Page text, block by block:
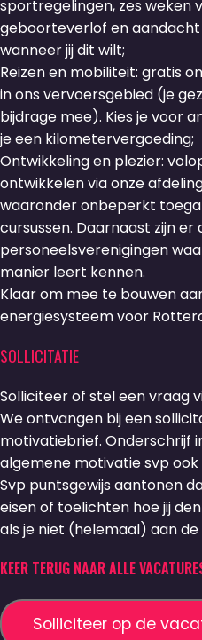
sportregelingen, zes weken
geboorteverlof en aandacht
wanneer jij dit wilt;
Reizen en mobiliteit: gratis
in ons vervoersgebied (je
bijdrage mee). Kies je voor
je een kilometervergoeding;
Ontwikkeling en plezier:
ontwikkelen via onze
waaronder onbeperkt
cursussen. Daarnaast zijn er
personeelsverenigingen
manier leert kennen.
Klaar om mee te bouwen
energiesysteem voor
SOLLICITATIE
Solliciteer of stel een vraag
We ontvangen bij een
motivatiebrief. Onderschrijf
algemene motivatie svp
Svp puntsgewijs aantonen
eisen of toelichten hoe jij
als je niet (helemaal) aan de
KEER TERUG NAAR ALLE